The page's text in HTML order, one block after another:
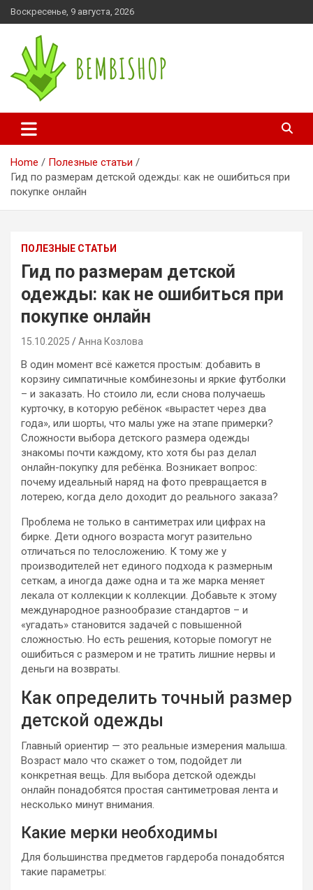
Skip
to
Воскресенье, 9 августа, 2026
bembishop.com.ua
Home
Полезные статьи
Гид по размерам детской одежды: как не ошибиться при
покупке онлайн
ПОЛЕЗНЫЕ СТАТЬИ
Гид по размерам детской
одежды: как не ошибиться при
покупке онлайн
15.10.2025 Анна Козлова
В один момент всё кажется простым: добавить в
корзину симпатичные комбинезоны и яркие футболки
– и заказать. Но стоило ли, если снова получаешь
курточку, в которую ребёнок «вырастет через два
года», или шорты, что малы уже на этапе примерки?
Сложности выбора детского размера одежды
знакомы почти каждому, кто хотя бы раз делал
онлайн-покупку для ребёнка. Возникает вопрос:
почему идеальный наряд на фото превращается в
лотерею, когда дело доходит до реального заказа?
Проблема не только в сантиметрах или цифрах на
бирке. Дети одного возраста могут разительно
отличаться по телосложению. К тому же у
производителей нет единого подхода к размерным
сеткам, а иногда даже одна и та же марка меняет
лекала от коллекции к коллекции. Добавьте к этому
международное разнообразие стандартов – и
«угадать» становится задачей с повышенной
сложностью. Но есть решения, которые помогут не
ошибиться с размером и не тратить лишние нервы и
деньги на возвраты.
Как определить точный размер
детской одежды
Главный ориентир — это реальные измерения малыша.
Возраст мало что скажет о том, подойдет ли
конкретная вещь. Для выбора детской одежды
онлайн понадобятся простая сантиметровая лента и
несколько минут внимания.
Какие мерки необходимы
Для большинства предметов гардероба понадобятся
такие параметры: